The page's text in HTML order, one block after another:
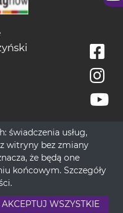
świadczenia usług,
witryny bez zmiany
że będą one
końcowym. Szczegóły
.
AKCEPTUJ WSZYSTKIE